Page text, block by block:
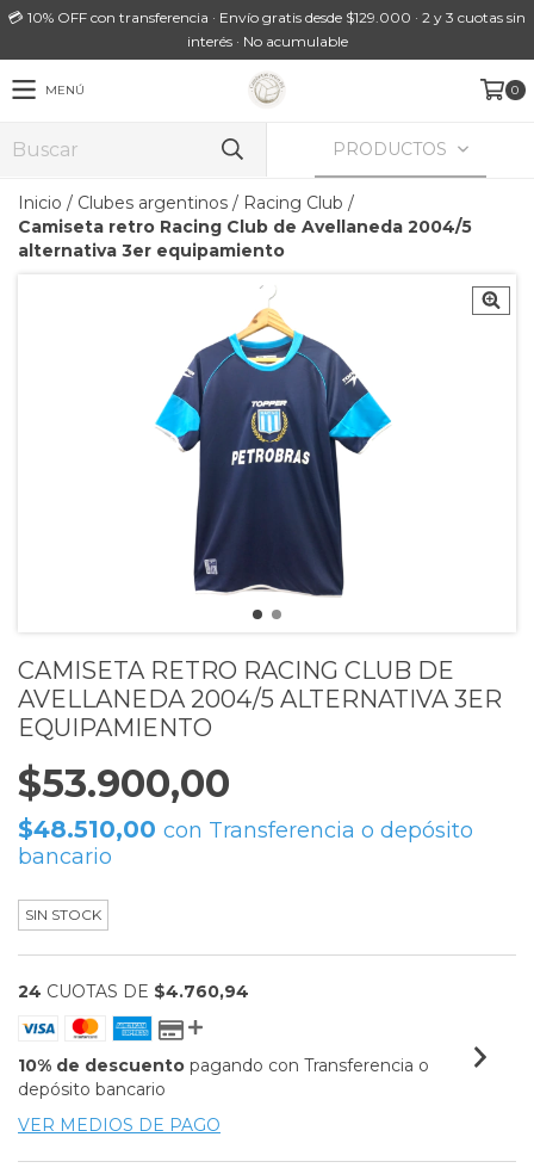
💳 10% OFF con transferencia · Envío gratis desde $129.000 · 2 y 3 cuotas sin
interés · No acumulable
MENÚ 0
PRODUCTOS
Inicio / Clubes argentinos / Racing Club /
Camiseta retro Racing Club de Avellaneda 2004/5
alternativa 3er equipamiento
CAMISETA RETRO RACING CLUB DE
AVELLANEDA 2004/5 ALTERNATIVA 3ER
EQUIPAMIENTO
$53.900,00
$48.510,00 con Transferencia o depósito
bancario
SIN STOCK
24 CUOTAS DE $4.760,94
10% de descuento pagando con Transferencia o
depósito bancario
VER MEDIOS DE PAGO